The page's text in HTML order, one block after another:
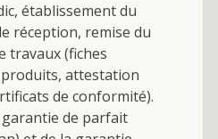
établissement du
réception, remise du
travaux (fiches
attestation
de conformité).
de parfait